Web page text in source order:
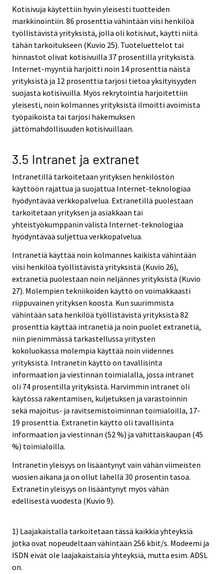
Kotisivuja käytettiin hyvin yleisesti tuotteiden
markkinointiin. 86 prosenttia vähintään viisi henkilöä
työllistävistä yrityksistä, jolla oli kotisivut, käytti niitä
tähän tarkoitukseen (Kuvio 25). Tuoteluettelot tai
hinnastot olivat kotisivuilla 37 prosentilla yrityksistä.
Internet-myyntiä harjoitti noin 14 prosenttia näistä
yrityksistä ja 12 prosenttia tarjosi tietoa yksityisyyden
suojasta kotisivuilla. Myös rekrytointia harjoitettiin
yleisesti, noin kolmannes yrityksistä ilmoitti avoimista
työpaikoista tai tarjosi hakemuksen
jättömahdollisuuden kotisivuillaan.
3.5 Intranet ja extranet
Intranetillä tarkoitetaan yrityksen henkilöstön
käyttöön rajattua ja suojattua Internet-teknologiaa
hyödyntävää verkkopalvelua. Extranetillä puolestaan
tarkoitetaan yrityksen ja asiakkaan tai
yhteistyökumppanin välistä Internet-teknologiaa
hyödyntävää suljettua verkkopalvelua.
Intranetiä käyttää noin kolmannes kaikista vähintään
viisi henkilöä työllistävistä yrityksistä (Kuvio 26),
extranetiä puolestaan noin neljännes yrityksistä (Kuvio
27). Molempien tekniikoiden käyttö on voimakkaasti
riippuvainen yrityksen koosta. Kun suurimmista
vähintään sata henkilöä työllistävistä yrityksistä 82
prosenttia käyttää intranetiä ja noin puolet extranetiä,
niin pienimmässä tarkastellussa yritysten
kokoluokassa molempia käyttää noin viidennes
yrityksistä. Intranetin käyttö on tavallisinta
informaation ja viestinnän toimialalla, jossa intranet
oli 74 prosentilla yrityksistä. Harvimmin intranet oli
käytössä rakentamisen, kuljetuksen ja varastoinnin
sekä majoitus- ja ravitsemistoiminnan toimialoilla, 17-
19 prosenttia. Extranetin käyttö oli tavallisinta
informaation ja viestinnän (52 %) ja vähittäiskaupan (45
%) toimialoilla.
Intranetin yleisyys on lisääntynyt vain vähän viimeisten
vuosien aikana ja on ollut lähellä 30 prosentin tasoa.
Extranetin yleisyys on lisääntynyt myös vähän
edellisestä vuodesta (Kuvio 9).
1) Laajakaistalla tarkoitetaan tässä kaikkia yhteyksiä
jotka ovat nopeudeltaan vähintään 256 kbit/s. Modeemi ja
ISDN eivät ole laajakaistaisia yhteyksiä, mutta esim. ADSL
on.